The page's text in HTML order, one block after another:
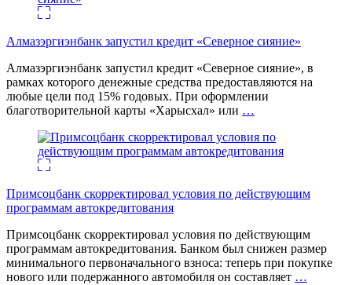
Алмазэргиэнбанк запустил кредит «Северное сияние»
Алмазэргиэнбанк запустил кредит «Северное сияние», в
рамках которого денежные средства предоставляются на
любые цели под 15% годовых. При оформлении
благотворительной карты «Харысхал» или …
Примсоцбанк скорректировал условия по действующим
программам автокредитования
Примсоцбанк скорректировал условия по действующим
программам автокредитования. Банком был снижен размер
минимального первоначального взноса: теперь при покупке
нового или подержанного автомобиля он составляет …